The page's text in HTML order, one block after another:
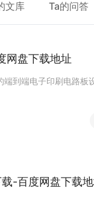
文库 Ta的问答
网盘下载地址
端到端电子印刷电路板
载-百度网盘下载地